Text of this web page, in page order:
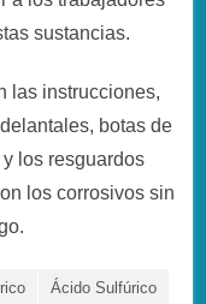
sustancias.
las instrucciones,
botas de
los resguardos
los corrosivos sin
Ácido Sulfúrico